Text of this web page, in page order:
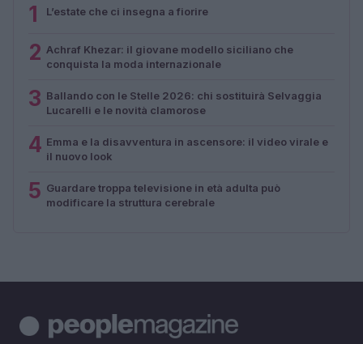
1 L’estate che ci insegna a fiorire
2 Achraf Khezar: il giovane modello siciliano che
conquista la moda internazionale
3 Ballando con le Stelle 2026: chi sostituirà Selvaggia
Lucarelli e le novità clamorose
4 Emma e la disavventura in ascensore: il video virale e
il nuovo look
5 Guardare troppa televisione in età adulta può
modificare la struttura cerebrale